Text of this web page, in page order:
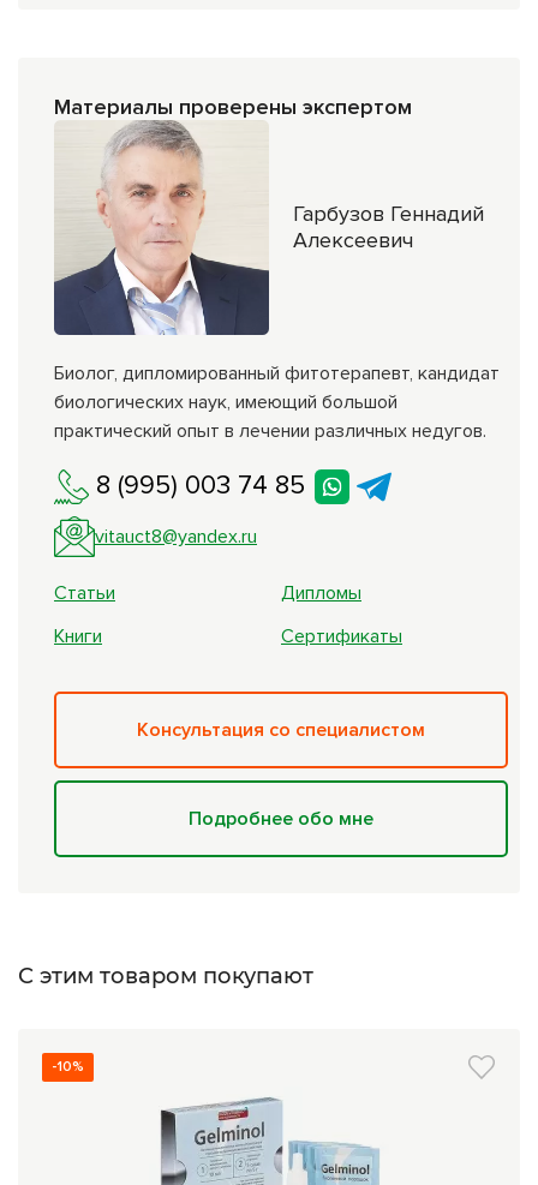
Материалы проверены экспертом
Биолог, дипломированный фитотерапевт, кандидат
биологических наук, имеющий большой
практический опыт в лечении различных недугов.
8 (995) 003 74 85
vitauct8@yandex.ru
Статьи
Дипломы
Книги
Сертификаты
Консультация со специалистом
Подробнее обо мне
Гарбузов Геннадий
Алексеевич
С этим товаром покупают
-10%